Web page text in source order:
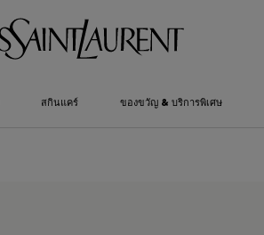
สกินแคร์ ของขวัญ & บริการพิเศษ